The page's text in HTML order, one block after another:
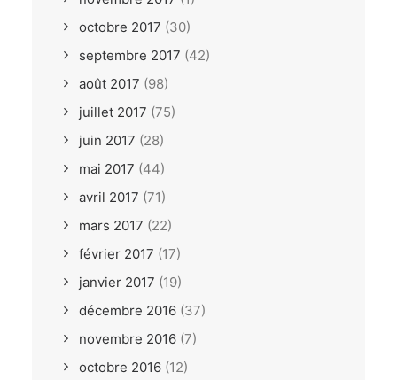
octobre 2017 (30)
septembre 2017 (42)
août 2017 (98)
juillet 2017 (75)
juin 2017 (28)
mai 2017 (44)
avril 2017 (71)
mars 2017 (22)
février 2017 (17)
janvier 2017 (19)
décembre 2016 (37)
novembre 2016 (7)
octobre 2016 (12)